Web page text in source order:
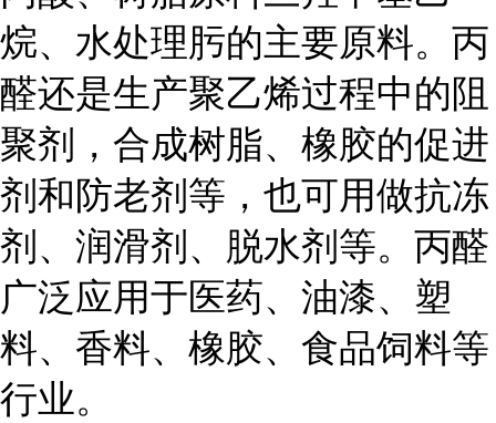
烷、水处理肟的主要原料。丙
醛还是生产聚乙烯过程中的阻
聚剂，合成树脂、橡胶的促进
剂和防老剂等，也可用做抗冻
剂、润滑剂、脱水剂等。丙醛
广泛应用于医药、油漆、塑
料、香料、橡胶、食品饲料等
行业。